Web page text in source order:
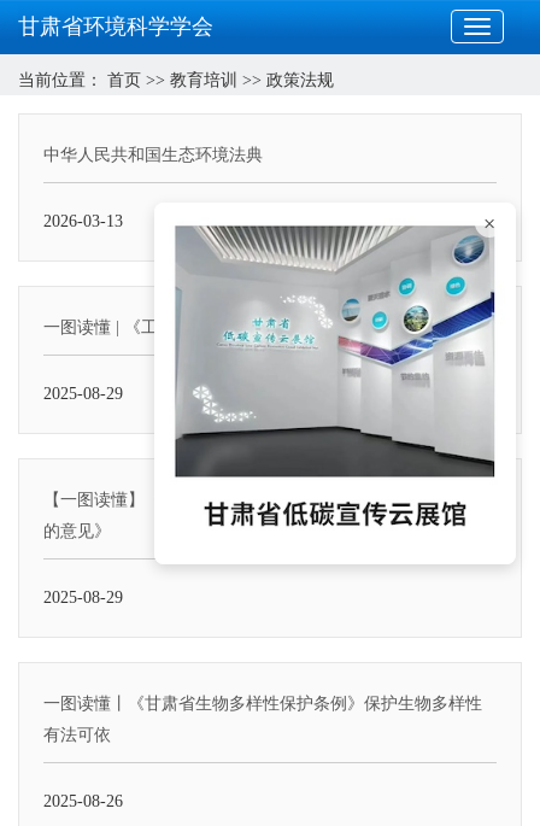
甘肃省环境科学学会
当前位置： 首页 >> 教育培训 >> 政策法规
中华人民共和国生态环境法典
2026-03-13
一图读懂 | 《工业领域氧化亚氮排放控制行动方案》
2025-08-29
【一图读懂】《关于推进绿色低碳转型加强全国碳市场建设
的意见》
2025-08-29
一图读懂丨《甘肃省生物多样性保护条例》保护生物多样性
有法可依
2025-08-26
×